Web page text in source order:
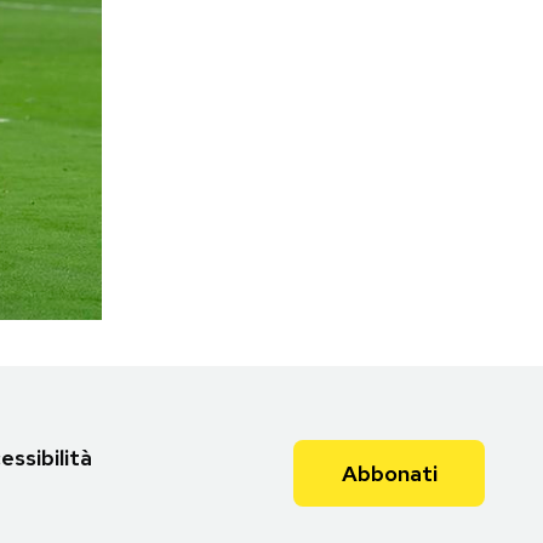
Abbonati